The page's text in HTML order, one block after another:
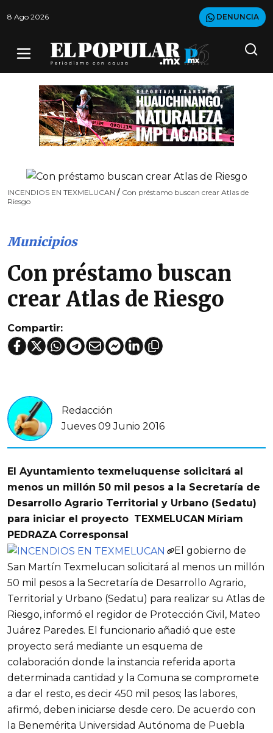
8 Ago 2026 DENUNCIA
INCENDIOS EN TEXMELUCAN / Con préstamo buscan crear Atlas de
Riesgo
Municipios
Con préstamo buscan
crear Atlas de Riesgo
Compartir:
Redacción
Jueves 09 Junio 2016
El Ayuntamiento texmeluquense solicitará al
menos un millón 50 mil pesos a la Secretaría de
Desarrollo Agrario Territorial y Urbano (Sedatu)
para iniciar el proyecto TEXMELUCAN Míriam
PEDRAZA Corresponsal
El gobierno de
San Martín Texmelucan solicitará al menos un millón
50 mil pesos a la Secretaría de Desarrollo Agrario,
Territorial y Urbano (Sedatu) para realizar su Atlas de
Riesgo, informó el regidor de Protección Civil, Mateo
Juárez Paredes. El funcionario añadió que este
proyecto será mediante un esquema de
colaboración donde la instancia referida aporta
determinada cantidad y la Comuna se compromete
a dar el resto, es decir 450 mil pesos; las labores,
afirmó, deben iniciarse desde cero. De acuerdo con
la Benemérita Universidad Autónoma de Puebla